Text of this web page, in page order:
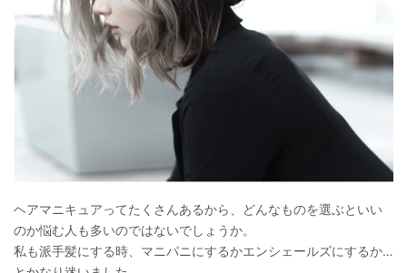
ヘアマニキュアってたくさんあるから、どんなものを選ぶといい
のか悩む人も多いのではないでしょうか。
私も派手髪にする時、マニパニにするかエンシェールズにするか…